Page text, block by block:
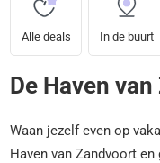
Alle deals In de buurt
De Haven
Waan jezelf even op
Haven van Zandvoort